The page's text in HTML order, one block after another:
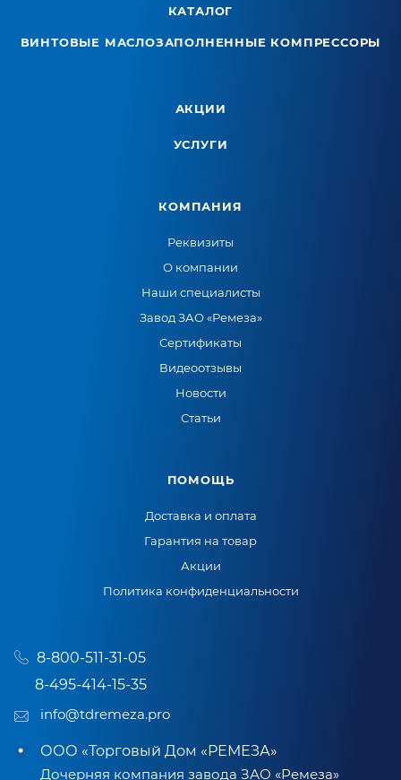
КАТАЛОГ
ВИНТОВЫЕ МАСЛОЗАПОЛНЕННЫЕ КОМПРЕССОРЫ
АКЦИИ
УСЛУГИ
КОМПАНИЯ
Реквизиты
О компании
Наши специалисты
Завод ЗАО «Ремеза»
Сертификаты
Видеоотзывы
Новости
Статьи
ПОМОЩЬ
Доставка и оплата
Гарантия на товар
Акции
Политика конфиденциальности
8-800-511-31-05
8-495-414-15-35
info@tdremeza.pro
ООО «Торговый Дом «РЕМЕЗА»
Дочерняя компания завода ЗАО «Ремеза»